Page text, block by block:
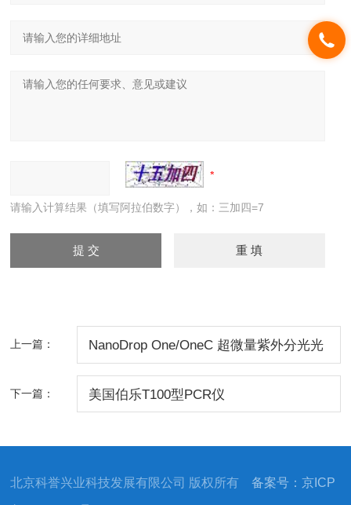
请输入计算结果（填写阿拉伯数字），如：三加四=7
上一篇： NanoDrop One/OneC 超微量紫外分光光
下一篇： 美国伯乐T100型PCR仪
北京科誉兴业科技发展有限公司 版权所有备案号：京ICP